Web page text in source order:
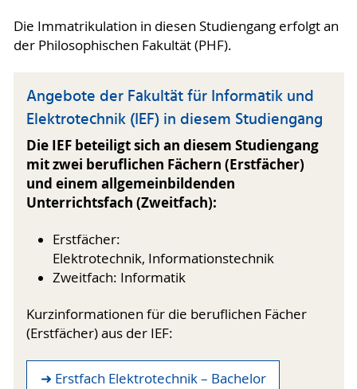
Die Immatrikulation in diesen Studiengang erfolgt an
der Philosophischen Fakultät (PHF).
Angebote der Fakultät für Informatik und
Elektrotechnik (IEF) in diesem Studiengang
Die IEF beteiligt sich an diesem Studiengang
mit zwei beruflichen Fächern (Erstfächer)
und einem allgemeinbildenden
Unterrichtsfach (Zweitfach):
Erstfächer:
Elektrotechnik, Informationstechnik
Zweitfach: Informatik
Kurzinformationen für die beruflichen Fächer
(Erstfächer) aus der IEF:
➜ Erstfach Elektrotechnik – Bachelor